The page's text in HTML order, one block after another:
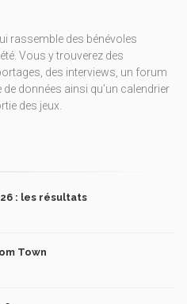
rassemble des bénévoles
Vous y trouverez des
des interviews, un forum
données ainsi qu’un calendrier
des jeux.
: les résultats
Town